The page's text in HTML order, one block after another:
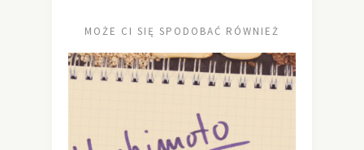
MOŻE CI SIĘ SPODOBAĆ RÓWNIEŻ